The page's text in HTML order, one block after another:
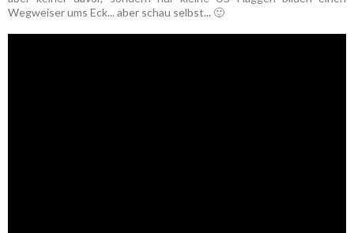
Wegweiser ums Eck... aber schau selbst... 🙂